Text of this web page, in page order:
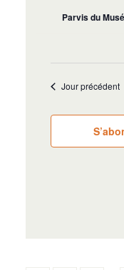
Parvis du
Jour précédent